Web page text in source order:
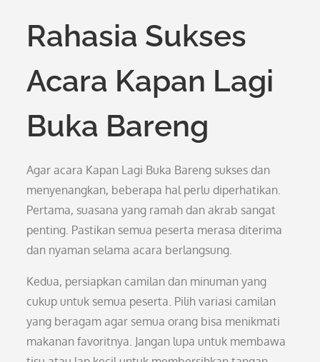
Rahasia Sukses
Acara Kapan Lagi
Buka Bareng
Agar acara Kapan Lagi Buka Bareng sukses dan
menyenangkan, beberapa hal perlu diperhatikan.
Pertama, suasana yang ramah dan akrab sangat
penting. Pastikan semua peserta merasa diterima
dan nyaman selama acara berlangsung.
Kedua, persiapkan camilan dan minuman yang
cukup untuk semua peserta. Pilih variasi camilan
yang beragam agar semua orang bisa menikmati
makanan favoritnya. Jangan lupa untuk membawa